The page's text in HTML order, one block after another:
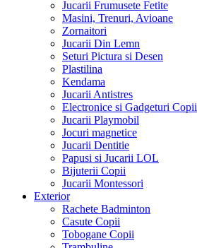
Jucarii Frumusete Fetite
Masini, Trenuri, Avioane
Zornaitori
Jucarii Din Lemn
Seturi Pictura si Desen
Plastilina
Kendama
Jucarii Antistres
Electronice si Gadgeturi Copii
Jucarii Playmobil
Jocuri magnetice
Jucarii Dentitie
Papusi si Jucarii LOL
Bijuterii Copii
Jucarii Montessori
Exterior
Rachete Badminton
Casute Copii
Tobogane Copii